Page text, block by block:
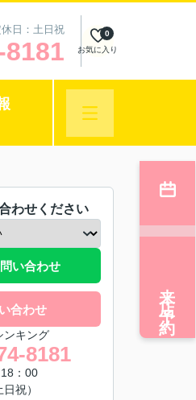
日：土日祝
お気に入り
0
わせください
い合わせ
合わせ
ンキング
8181
：00
日祝）
来店予約